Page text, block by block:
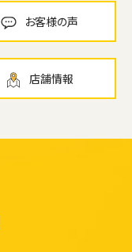
お客様の声
店舗情報